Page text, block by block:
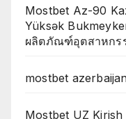
Mostbet Az-90
Yüksək
ผลิตภัณฑ์อุตสาหกร
mostbet
Mostbet UZ Kirish